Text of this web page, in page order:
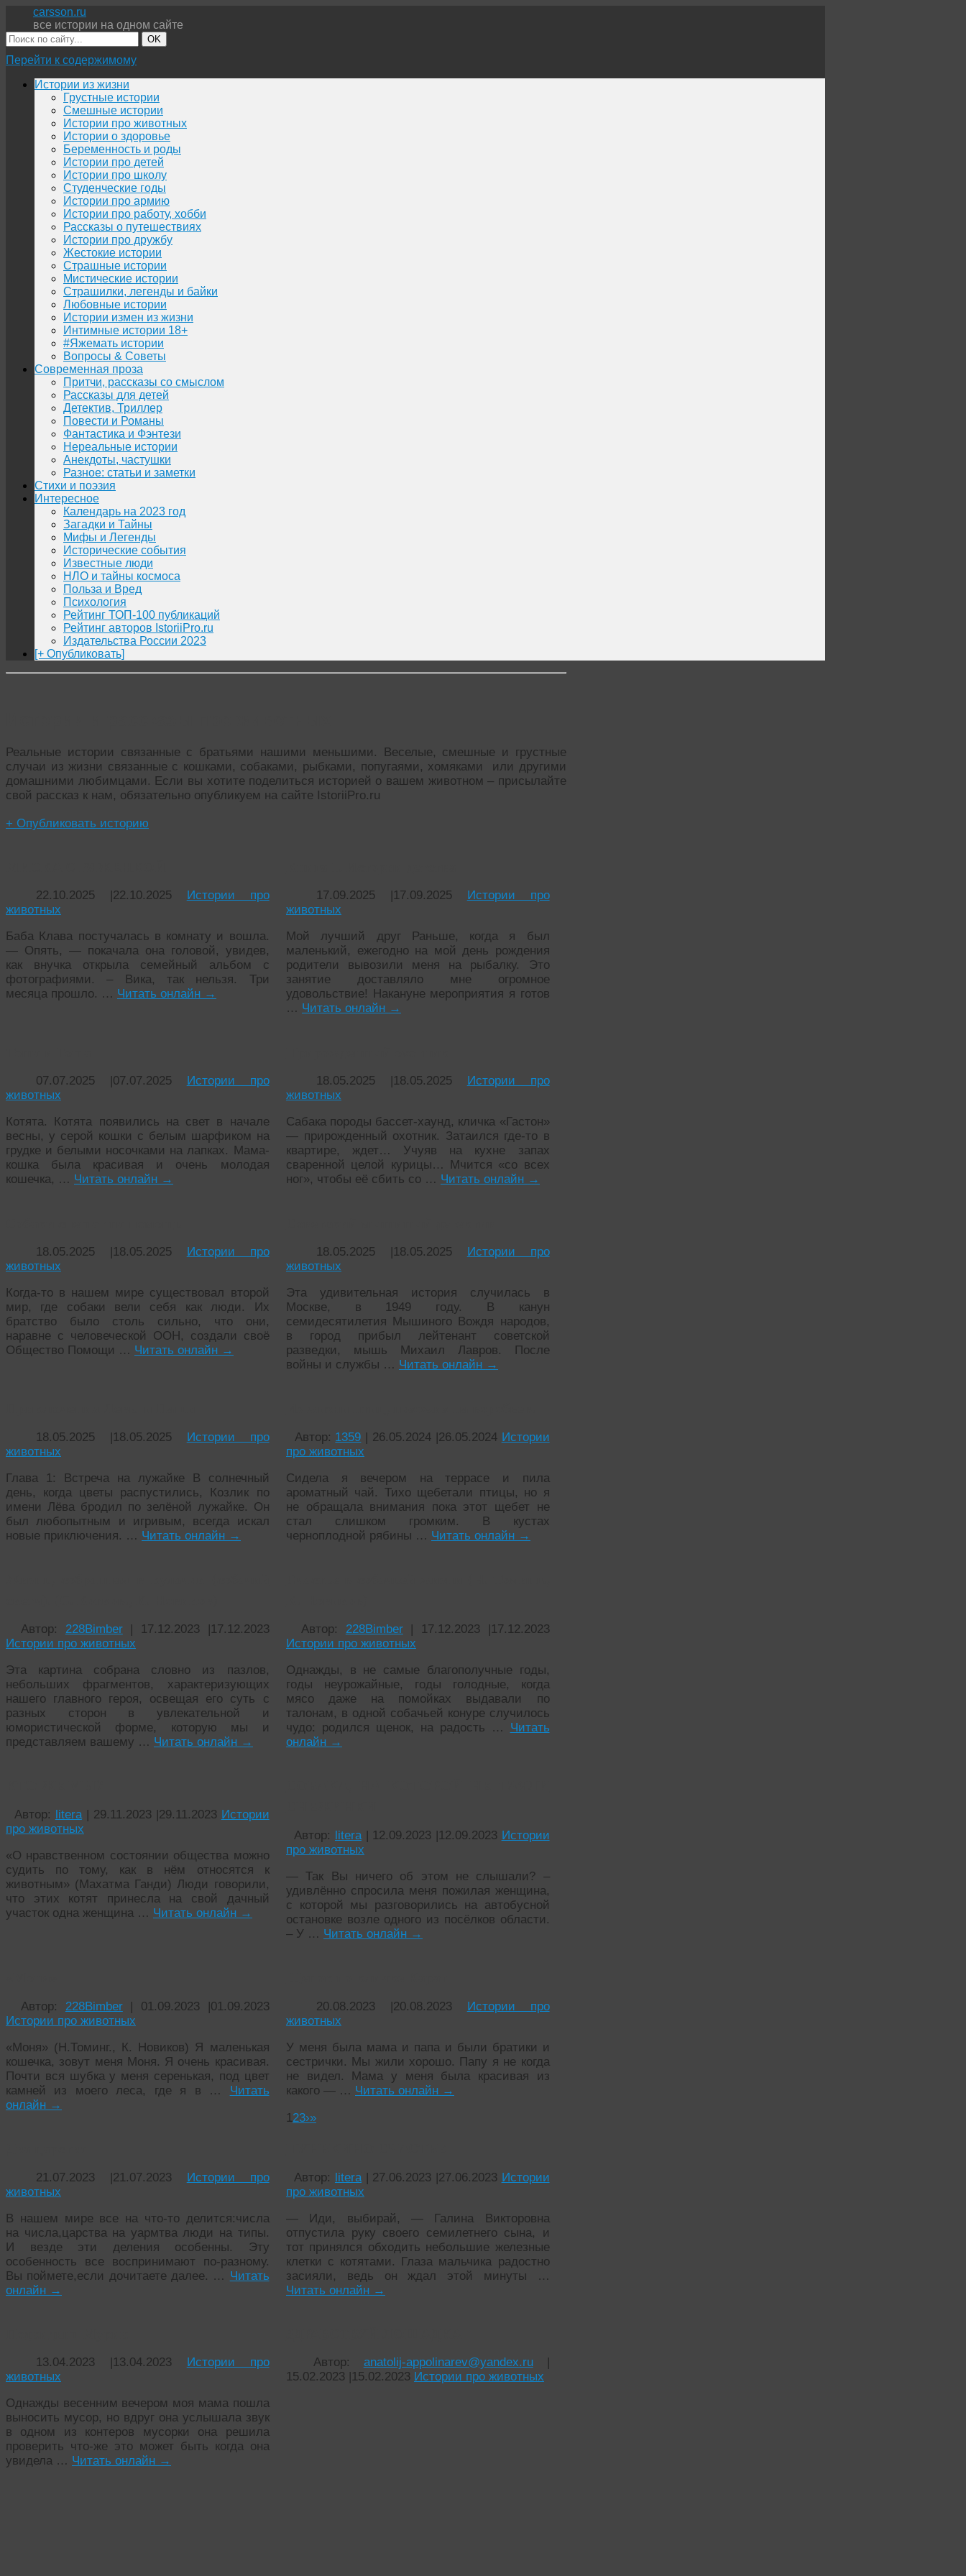
carsson.ru
все истории на одном сайте
OK
Перейти к содержимому
Истории из жизни
Грустные истории
Смешные истории
Истории про животных
Истории о здоровье
Беременность и роды
Истории про детей
Истории про школу
Студенческие годы
Истории про армию
Истории про работу, хобби
Рассказы о путешествиях
Истории про дружбу
Жестокие истории
Страшные истории
Мистические истории
Страшилки, легенды и байки
Любовные истории
Истории измен из жизни
Интимные истории 18+
#Яжемать истории
Вопросы & Советы
Современная проза
Притчи, рассказы со смыслом
Рассказы для детей
Детектив, Триллер
Повести и Романы
Фантастика и Фэнтези
Нереальные истории
Анекдоты, частушки
Разное: статьи и заметки
Стихи и поэзия
Интересное
Календарь на 2023 год
Загадки и Тайны
Мифы и Легенды
Исторические события
Известные люди
НЛО и тайны космоса
Польза и Вред
Психология
Рейтинг ТОП-100 публикаций
Рейтинг авторов IstoriiPro.ru
Издательства России 2023
[+ Опубликовать]
Реальные истории связанные с братьями нашими меньшими. Веселые, смешные и грустные
случаи из жизни связанные с кошками, собаками, рыбками, попугаями, хомяками или другими
домашними любимцами. Если вы хотите поделиться историей о вашем животном – присылайте
свой рассказ к нам, обязательно опубликуем на сайте IstoriiPro.ru
+ Опубликовать историю
22.10.2025 22.10.2025
Истории про
животных
Баба Клава постучалась в комнату и вошла.
— Опять, — покачала она головой, увидев,
как внучка открыла семейный альбом с
фотографиями. – Вика, так нельзя. Три
месяца прошло. … Читать онлайн →
17.09.2025 17.09.2025
Истории про
животных
Мой лучший друг Раньше, когда я был
маленький, ежегодно на мой день рождения
родители вывозили меня на рыбалку. Это
занятие доставляло мне огромное
удовольствие! Накануне мероприятия я готов
… Читать онлайн →
07.07.2025 07.07.2025
Истории про
животных
Котята. Котята появились на свет в начале
весны, у серой кошки с белым шарфиком на
грудке и белыми носочками на лапках. Мама-
кошка была красивая и очень молодая
кошечка, … Читать онлайн →
18.05.2025 18.05.2025
Истории про
животных
Сабака породы бассет-хаунд, кличка «Гастон»
— прирожденный охотник. Затаился где-то в
квартире, ждет… Учуяв на кухне запах
сваренной целой курицы… Мчится «со всех
ног», чтобы её сбить со … Читать онлайн →
18.05.2025 |18.05.2025
Истории про
животных
Когда-то в нашем мире существовал второй
мир, где собаки вели себя как люди. Их
братство было столь сильно, что они,
наравне с человеческой ООН, создали своё
Общество Помощи … Читать онлайн →
18.05.2025 |18.05.2025
Истории про
животных
Эта удивительная история случилась в
Москве, в 1949 году. В канун
семидесятилетия Мышиного Вождя народов,
в город прибыл лейтенант советской
разведки, мышь Михаил Лавров. После
войны и службы … Читать онлайн →
18.05.2025 |18.05.2025
Истории про
животных
Глава 1: Встреча на лужайке В солнечный
день, когда цветы распустились, Козлик по
имени Лёва бродил по зелёной лужайке. Он
был любопытным и игривым, всегда искал
новые приключения. … Читать онлайн →
Автор: 1359 | 26.05.2024 |26.05.2024 Истории
про животных
Сидела я вечером на террасе и пила
ароматный чай. Тихо щебетали птицы, но я
не обращала внимания пока этот щебет не
стал слишком громким. В кустах
черноплодной рябины … Читать онлайн →
Автор: 228Bimber | 17.12.2023 |17.12.2023
Истории про животных
Эта картина собрана словно из пазлов,
небольших фрагментов, характеризующих
нашего главного героя, освещая его суть с
разных сторон в увлекательной и
юмористической форме, которую мы и
представляем вашему … Читать онлайн →
Автор: 228Bimber | 17.12.2023 |17.12.2023
Истории про животных
Однажды, в не самые благополучные годы,
годы неурожайные, годы голодные, когда
мясо даже на помойках выдавали по
талонам, в одной собачьей конуре случилось
чудо: родился щенок, на радость … Читать
онлайн →
Автор: litera | 29.11.2023 |29.11.2023 Истории
про животных
«О нравственном состоянии общества можно
судить по тому, как в нём относятся к
животным» (Махатма Ганди) Люди говорили,
что этих котят принесла на свой дачный
участок одна женщина … Читать онлайн →
Автор: litera | 12.09.2023 |12.09.2023 Истории
про животных
— Так Вы ничего об этом не слышали? –
удивлённо спросила меня пожилая женщина,
с которой мы разговорились на автобусной
остановке возле одного из посёлков области.
– У … Читать онлайн →
Автор: 228Bimber | 01.09.2023 |01.09.2023
Истории про животных
«Моня» (Н.Томинг., К. Новиков) Я маленькая
кошечка, зовут меня Моня. Я очень красивая.
Почти вся шубка у меня серенькая, под цвет
камней из моего леса, где я в … Читать
онлайн →
20.08.2023 |20.08.2023
Истории про
животных
У меня была мама и папа и были братики и
сестрички. Мы жили хорошо. Папу я не когда
не видел. Мама у меня была красивая из
какого — … Читать онлайн →
21.07.2023 |21.07.2023
Истории про
животных
В нашем мире все на что-то делится:числа
на числа,царства на уармтва люди на типы.
И везде эти деления особенны. Эту
особенность все воспринимают по-разному.
Вы поймете,если дочитаете далее. … Читать
онлайн →
Автор: litera | 27.06.2023 |27.06.2023 Истории
про животных
— Иди, выбирай, — Галина Викторовна
отпустила руку своего семилетнего сына, и
тот принялся обходить небольшие железные
клетки с котятами. Глаза мальчика радостно
засияли, ведь он ждал этой минуты …
Читать онлайн →
13.04.2023 13.04.2023
Истории про
животных
Однажды весенним вечером моя мама пошла
выносить мусор, но вдруг она услышала звук
в одном из контеров мусорки она решила
проверить что-же это может быть когда она
увидела … Читать онлайн →
Автор: anatolij-appolinarev@yandex.ru
15.02.2023 15.02.2023 Истории про животных
123›»